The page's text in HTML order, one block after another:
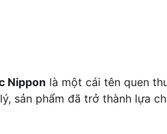
Nippon là một cái tên quen
sản phẩm đã trở thành lựa